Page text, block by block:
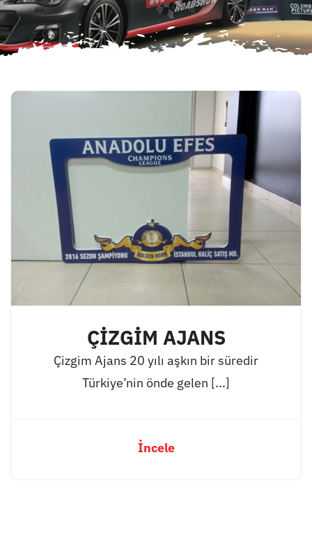
ÇİZGİM AJANS
Çizgim Ajans 20 yılı aşkın bir süredir
Türkiye’nin önde gelen [...]
İncele